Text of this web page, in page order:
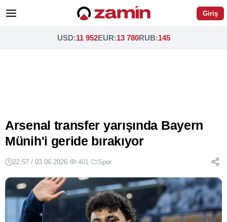
Giriş
USD:11 952EUR:13 780RUB:145
Arsenal transfer yarışında Bayern
Münih'i geride bırakıyor
22:57 / 03.06.2026· 401 · Spor